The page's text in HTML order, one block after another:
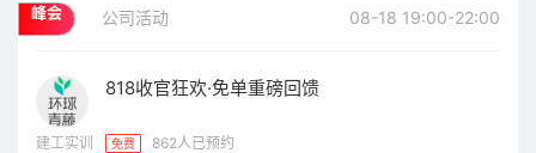
峰会 公司活动 08-18 19:00-22:00
建工实训
818收官狂欢·免单重磅回馈
免费 862人已预约